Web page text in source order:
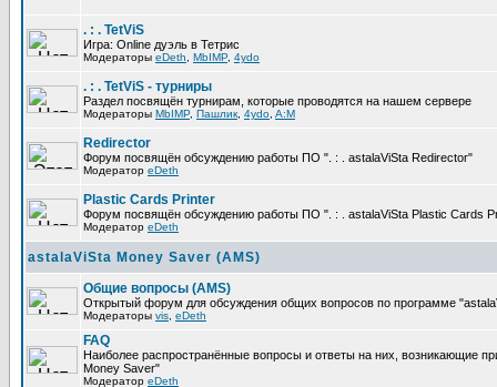
. : . TetViS
Игра: Online дуэль в Тетрис
Модераторы eDeth MbIMP 4ydo
. : . TetViS - турниры
Раздел посвящён турнирам, которые проводятся на нашем сервере
Модераторы MbIMP Пашлик 4ydo A:M
Redirector
Форум посвящён обсуждению работы ПО ". : . astalaViSta Redirector"
Модератор eDeth
Plastic Cards Printer
Форум посвящён обсуждению работы ПО ". : . astalaViSta Plastic Cards
Модератор eDeth
astalaViSta Money Saver (AMS)
Общие вопросы (AMS)
Открытый форум для обсуждения общих вопросов по программе
Модераторы vis eDeth
FAQ
Наиболее распространённые вопросы и ответы на них, возникающие
Money Saver"
Модератор eDeth